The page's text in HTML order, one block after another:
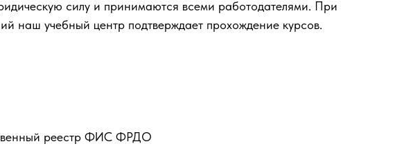
силу и принимаются всеми работодателями. При
наш учебный центр подтверждает прохождение курсов.
реестр ФИС ФРДО